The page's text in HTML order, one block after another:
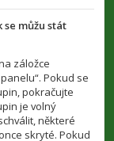
se můžu stát
záložce
Pokud se
pokračujte
je volný
některé
skryté. Pokud